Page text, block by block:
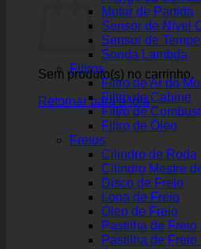
Sem produto(s) no carrinho.
Retornar para a loja
Motor de Partida
Sensor de Nível
Sensor de
Sonda Lambda
Filtros
Filtro de Ar do
Filtro de Cabine
Filtro de
Filtro de Óleo
Freios
Cilindro de Roda
Cilindro Mestre
Disco de Freio
Lona de Freio
Óleo de Freio
Pastilha de Freio
Pastilha de Freio